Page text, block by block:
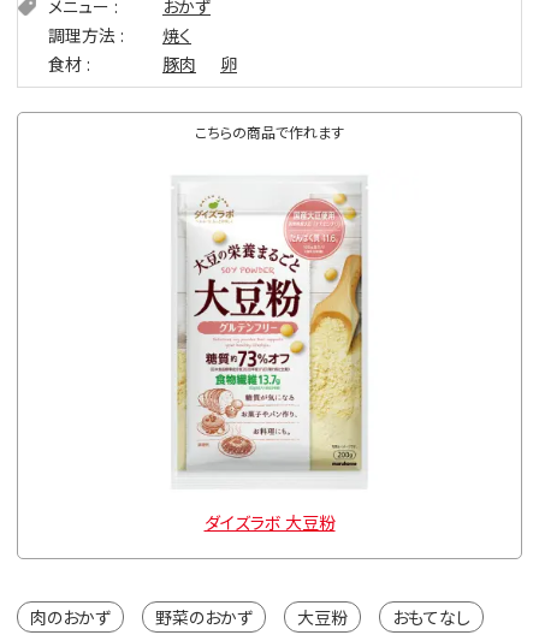
メニュー
おかず
調理方法
焼く
食材
豚肉 卵
こちらの商品で作れます
ダイズラボ 大豆粉
肉のおかず 野菜のおかず 大豆粉 おもてなし